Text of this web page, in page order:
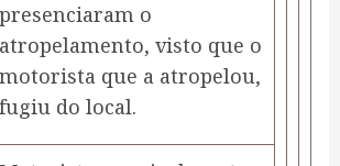
presenciaram o
atropelamento, visto que o
motorista que a atropelou,
fugiu do local.